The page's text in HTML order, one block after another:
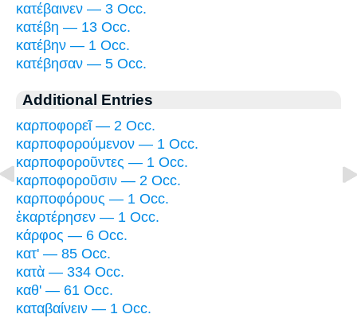
κατέβαινεν — 3 Occ.
κατέβη — 13 Occ.
κατέβην — 1 Occ.
κατέβησαν — 5 Occ.
Additional Entries
καρποφορεῖ — 2 Occ.
καρποφορούμενον — 1 Occ.
καρποφοροῦντες — 1 Occ.
καρποφοροῦσιν — 2 Occ.
καρποφόρους — 1 Occ.
ἐκαρτέρησεν — 1 Occ.
κάρφος — 6 Occ.
κατ' — 85 Occ.
κατὰ — 334 Occ.
καθ' — 61 Occ.
καταβαίνειν — 1 Occ.